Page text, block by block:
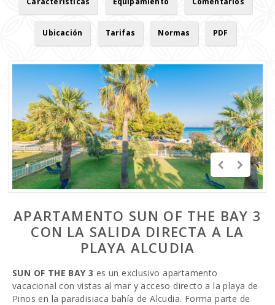
Ubicación Tarifas Normas PDF
APARTAMENTO SUN OF THE BAY 3
CON LA SALIDA DIRECTA A LA
PLAYA ALCUDIA
SUN OF THE BAY 3 es un exclusivo apartamento
vacacional con vistas al mar y acceso directo a la playa de
Pinos en la paradisiaca bahía de Alcudia. Forma parte de